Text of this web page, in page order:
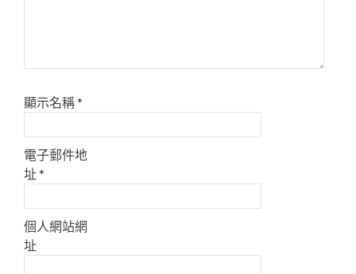
顯示名稱*
電子郵件地
址*
個人網站網
址